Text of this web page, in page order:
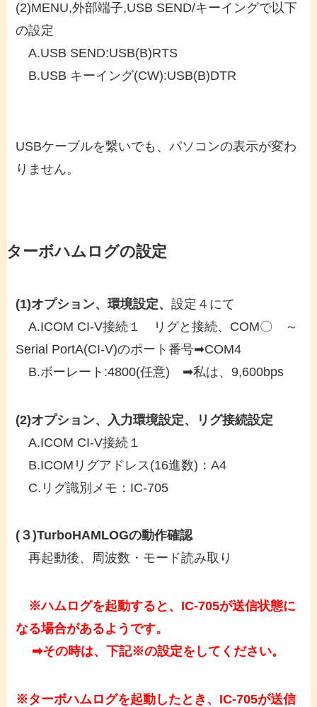
(2)MENU,外部端子,USB SEND/キーイングで以下
の設定
A.USB SEND:USB(B)RTS
B.USB キーイング(CW):USB(B)DTR
USBケーブルを繋いでも、パソコンの表示が変わ
りません。
ターボハムログの設定
(1)オプション、環境設定、設定４にて
A.ICOM CI-V接続１ リグと接続、COM〇 ～
Serial PortA(CI-V)のポート番号➡COM4
B.ボーレート:4800(任意) ➡私は、9,600bps
(2)オプション、入力環境設定、リグ接続設定
A.ICOM CI-V接続１
B.ICOMリグアドレス(16進数)：A4
C.リグ識別メモ：IC-705
(３)TurboHAMLOGの動作確認
再起動後、周波数・モード読み取り
※ハムログを起動すると、IC-705が送信状態に
なる場合があるようです。
➡その時は、下記※の設定をしてください。
※ターボハムログを起動したとき、IC-705が送信